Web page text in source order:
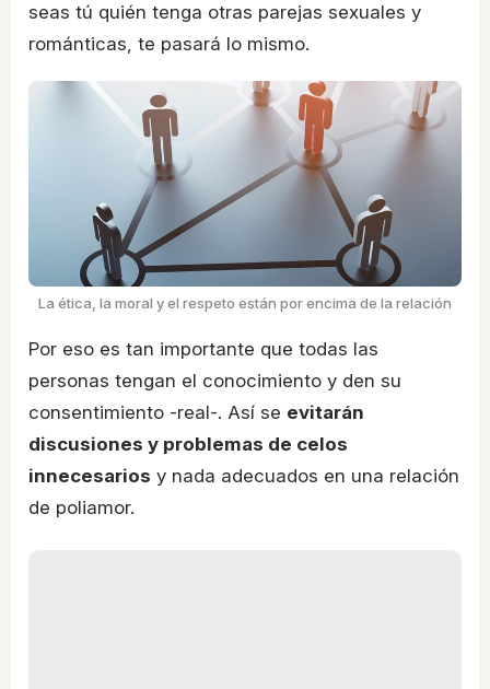
seas tú quién tenga otras parejas sexuales y
románticas, te pasará lo mismo.
La ética, la moral y el respeto están por encima de la relación
Por eso es tan importante que todas las
personas tengan el conocimiento y den su
consentimiento -real-. Así se evitarán
discusiones y problemas de celos
innecesarios y nada adecuados en una relación
de poliamor.